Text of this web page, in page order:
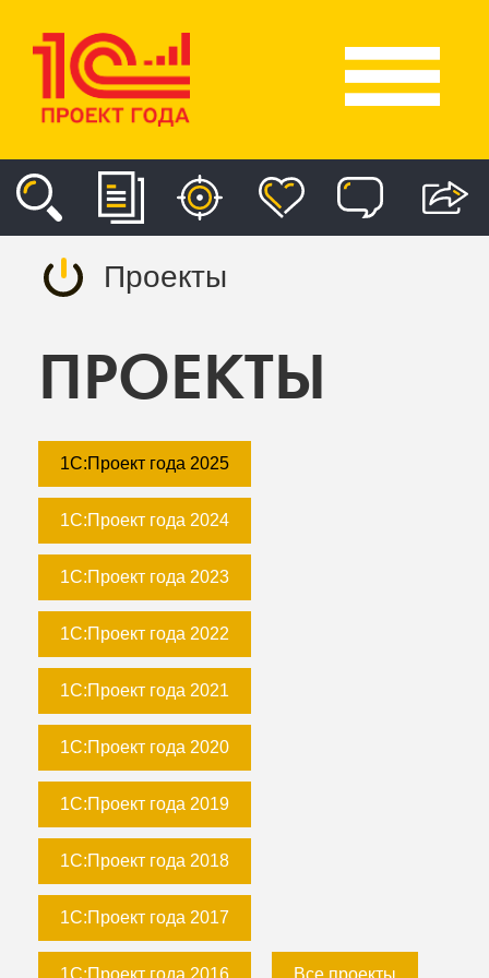
Проекты
ПРОЕКТЫ
1С:Проект года 2025
1С:Проект года 2024
1С:Проект года 2023
1С:Проект года 2022
1С:Проект года 2021
1С:Проект года 2020
1С:Проект года 2019
1С:Проект года 2018
1С:Проект года 2017
1С:Проект года 2016 Все проекты